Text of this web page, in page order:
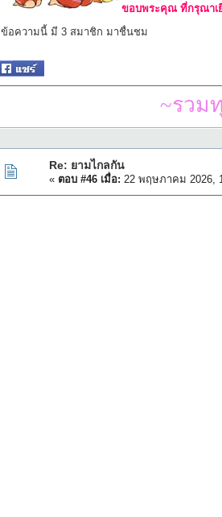
ขอบพระคุณ ที่กรุณาเ
ข้อความนี้ มี 3 สมาชิก มาชื่นชม
~รวม
Re: ยามไกลกัน
« ตอบ #46 เมื่อ: 22 พฤษภาคม 2026,